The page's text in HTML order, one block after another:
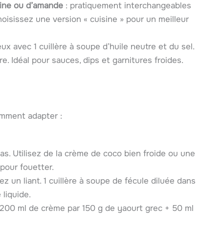
ou d’amande : pratiquement interchangeables
une version « cuisine » pour un meilleur
avec 1 cuillère à soupe d’huile neutre et du sel.
Idéal pour sauces, dips et garnitures froides.
adapter :
Utilisez de la crème de coco bien froide ou une
fouetter.
un liant. 1 cuillère à soupe de fécule diluée dans
liquide.
ml de crème par 150 g de yaourt grec + 50 ml